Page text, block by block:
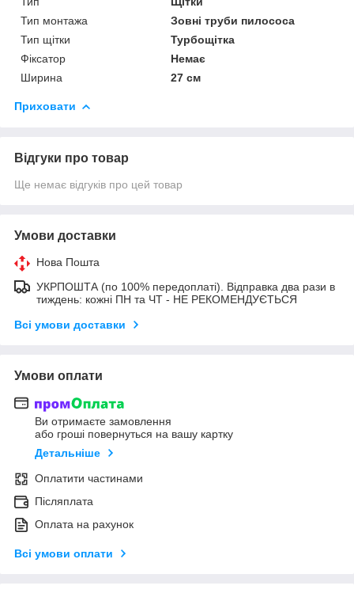
Тип монтажа
Зовні труби пилососа
Тип щітки
Турбощітка
Фіксатор
Немає
Ширина
27 см
Приховати
Відгуки про товар
Ще немає відгуків про цей товар
Умови доставки
Нова Пошта
УКРПОШТА (по 100% передоплаті). Відправка два рази в
тиждень: кожні ПН та ЧТ - НЕ РЕКОМЕНДУЄТЬСЯ
Всі умови доставки
Умови оплати
Ви отримаєте замовлення
або гроші повернуться на вашу картку
Детальніше
Оплатити частинами
Післяплата
Оплата на рахунок
Всі умови оплати